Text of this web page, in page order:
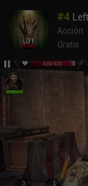
#4
Acción
Gratis